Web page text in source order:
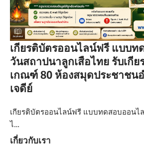
เกียรติบัตรออนไลน์ฟรี แบบ
วันสถาปนาลูกเสือไทย รับเกี
เกณฑ์ 80 ห้องสมุดประชาชน
เจดีย์
เกียรติบัตรออนไลน์ฟรี แบบทดสอบออนไ
ไ…
เกี่ยวกับเรา